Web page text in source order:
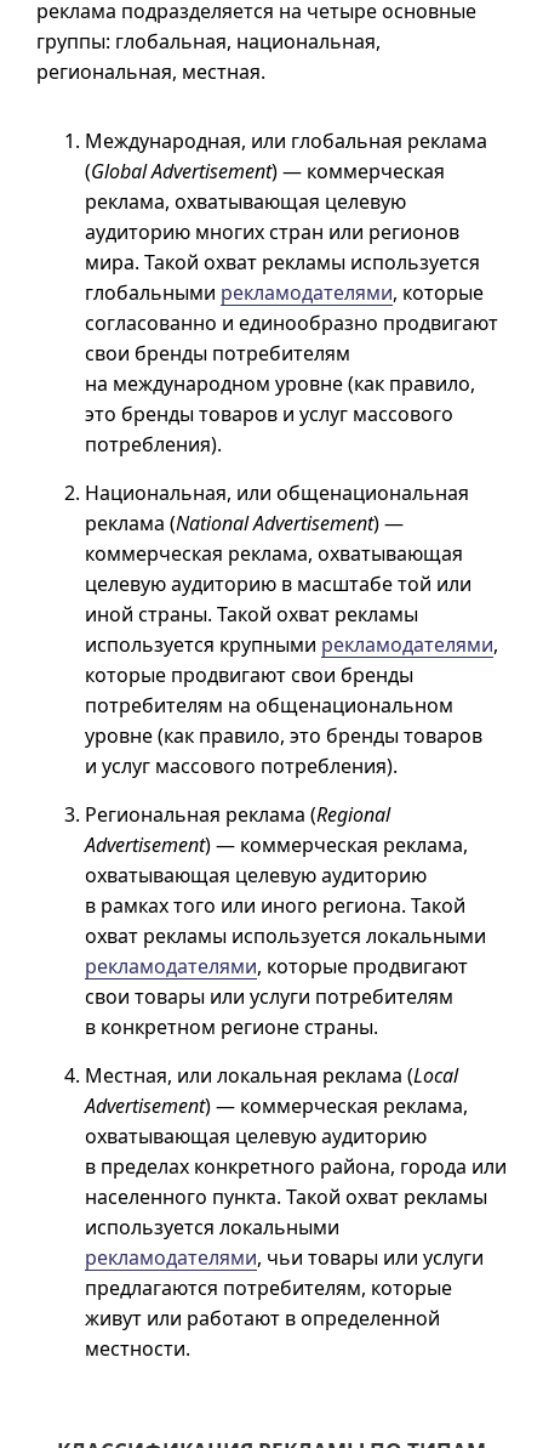
реклама подразделяется на четыре основные
группы: глобальная, национальная,
региональная, местная.
Международная, или глобальная реклама
(Global Advertisement) — коммерческая
реклама, охватывающая целевую
аудиторию многих стран или регионов
мира. Такой охват рекламы используется
глобальными рекламодателями, которые
согласованно и единообразно продвигают
свои бренды потребителям
на международном уровне (как правило,
это бренды товаров и услуг массового
потребления).
Национальная, или общенациональная
реклама (National Advertisement) —
коммерческая реклама, охватывающая
целевую аудиторию в масштабе той или
иной страны. Такой охват рекламы
используется крупными рекламодателями,
которые продвигают свои бренды
потребителям на общенациональном
уровне (как правило, это бренды товаров
и услуг массового потребления).
Региональная реклама (Regional
Advertisement) — коммерческая реклама,
охватывающая целевую аудиторию
в рамках того или иного региона. Такой
охват рекламы используется локальными
рекламодателями, которые продвигают
свои товары или услуги потребителям
в конкретном регионе страны.
Местная, или локальная реклама (Local
Advertisement) — коммерческая реклама,
охватывающая целевую аудиторию
в пределах конкретного района, города или
населенного пункта. Такой охват рекламы
используется локальными
рекламодателями, чьи товары или услуги
предлагаются потребителям, которые
живут или работают в определенной
местности.